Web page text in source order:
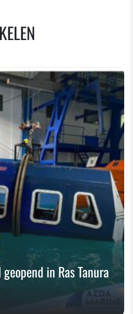
in Ras Tanura